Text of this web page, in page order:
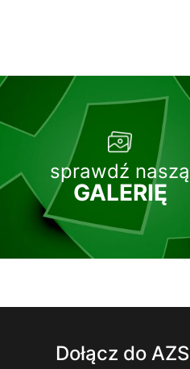
sprawdź naszą
GALERIĘ
Dołącz do AZS